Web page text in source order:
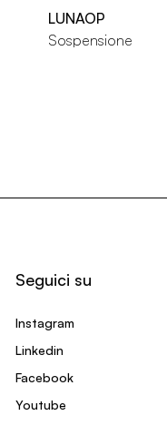
LUNAOP
Sospensione
Seguici su
Instagram
Linkedin
Facebook
Youtube